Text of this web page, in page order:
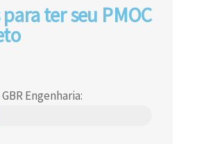
ter seu PMOC
Engenharia: